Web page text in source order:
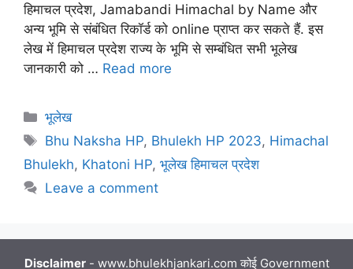
हिमाचल प्रदेश, Jamabandi Himachal by Name और
अन्य भूमि से संबंधित रिकॉर्ड को online प्राप्त कर सकते हैं. इस
लेख में हिमाचल प्रदेश राज्य के भूमि से सम्बंधित सभी भूलेख
जानकारी को … Read more
Categories
भूलेख
Tags
Bhu Naksha HP, Bhulekh HP 2023, Himachal
Bhulekh, Khatoni HP, भूलेख हिमाचल प्रदेश
Leave a comment
Disclaimer- www.bhulekhjankari.com कोई Government